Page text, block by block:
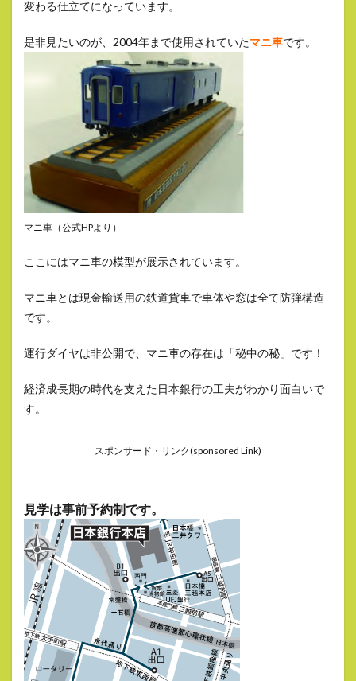
変わる仕立てになっています。
是非見たいのが、2004年まで使用されていたマニ車です。
マニ車（公式HPより）
ここにはマニ車の模型が展示されています。
マニ車とは現金輸送用の鉄道貨車で車体や窓は全て防弾構造
です。
運行ダイヤは非公開で、マニ車の存在は「秘中の秘」です！
経済成長期の時代を支えた日本銀行の工夫がわかり面白いで
す。
スポンサード・リンク(sponsored Link)
見学は事前予約制です。